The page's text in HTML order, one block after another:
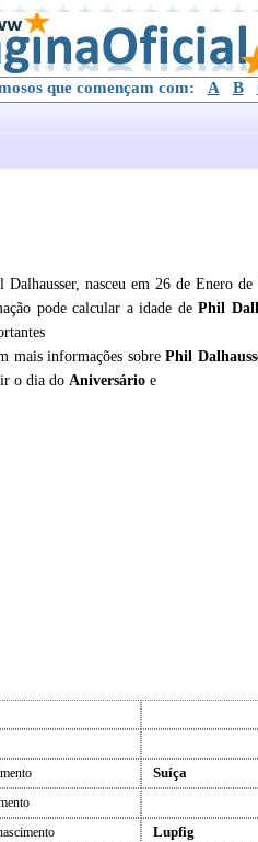
que començam com: A B
Dalhausser, nasceu em 26 de Enero
pode calcular a idade dePhil
mais informações sobrePhil
o dia do Aniversário e
Suíça
Lupfig